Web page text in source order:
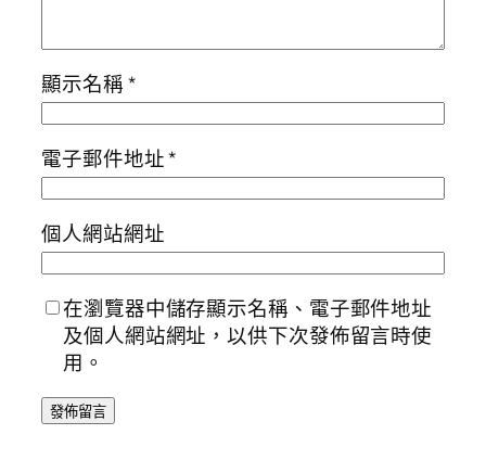
顯示名稱*
電子郵件地址*
個人網站網址
在瀏覽器中儲存顯示名稱、電子郵件地址
及個人網站網址，以供下次發佈留言時使
用。